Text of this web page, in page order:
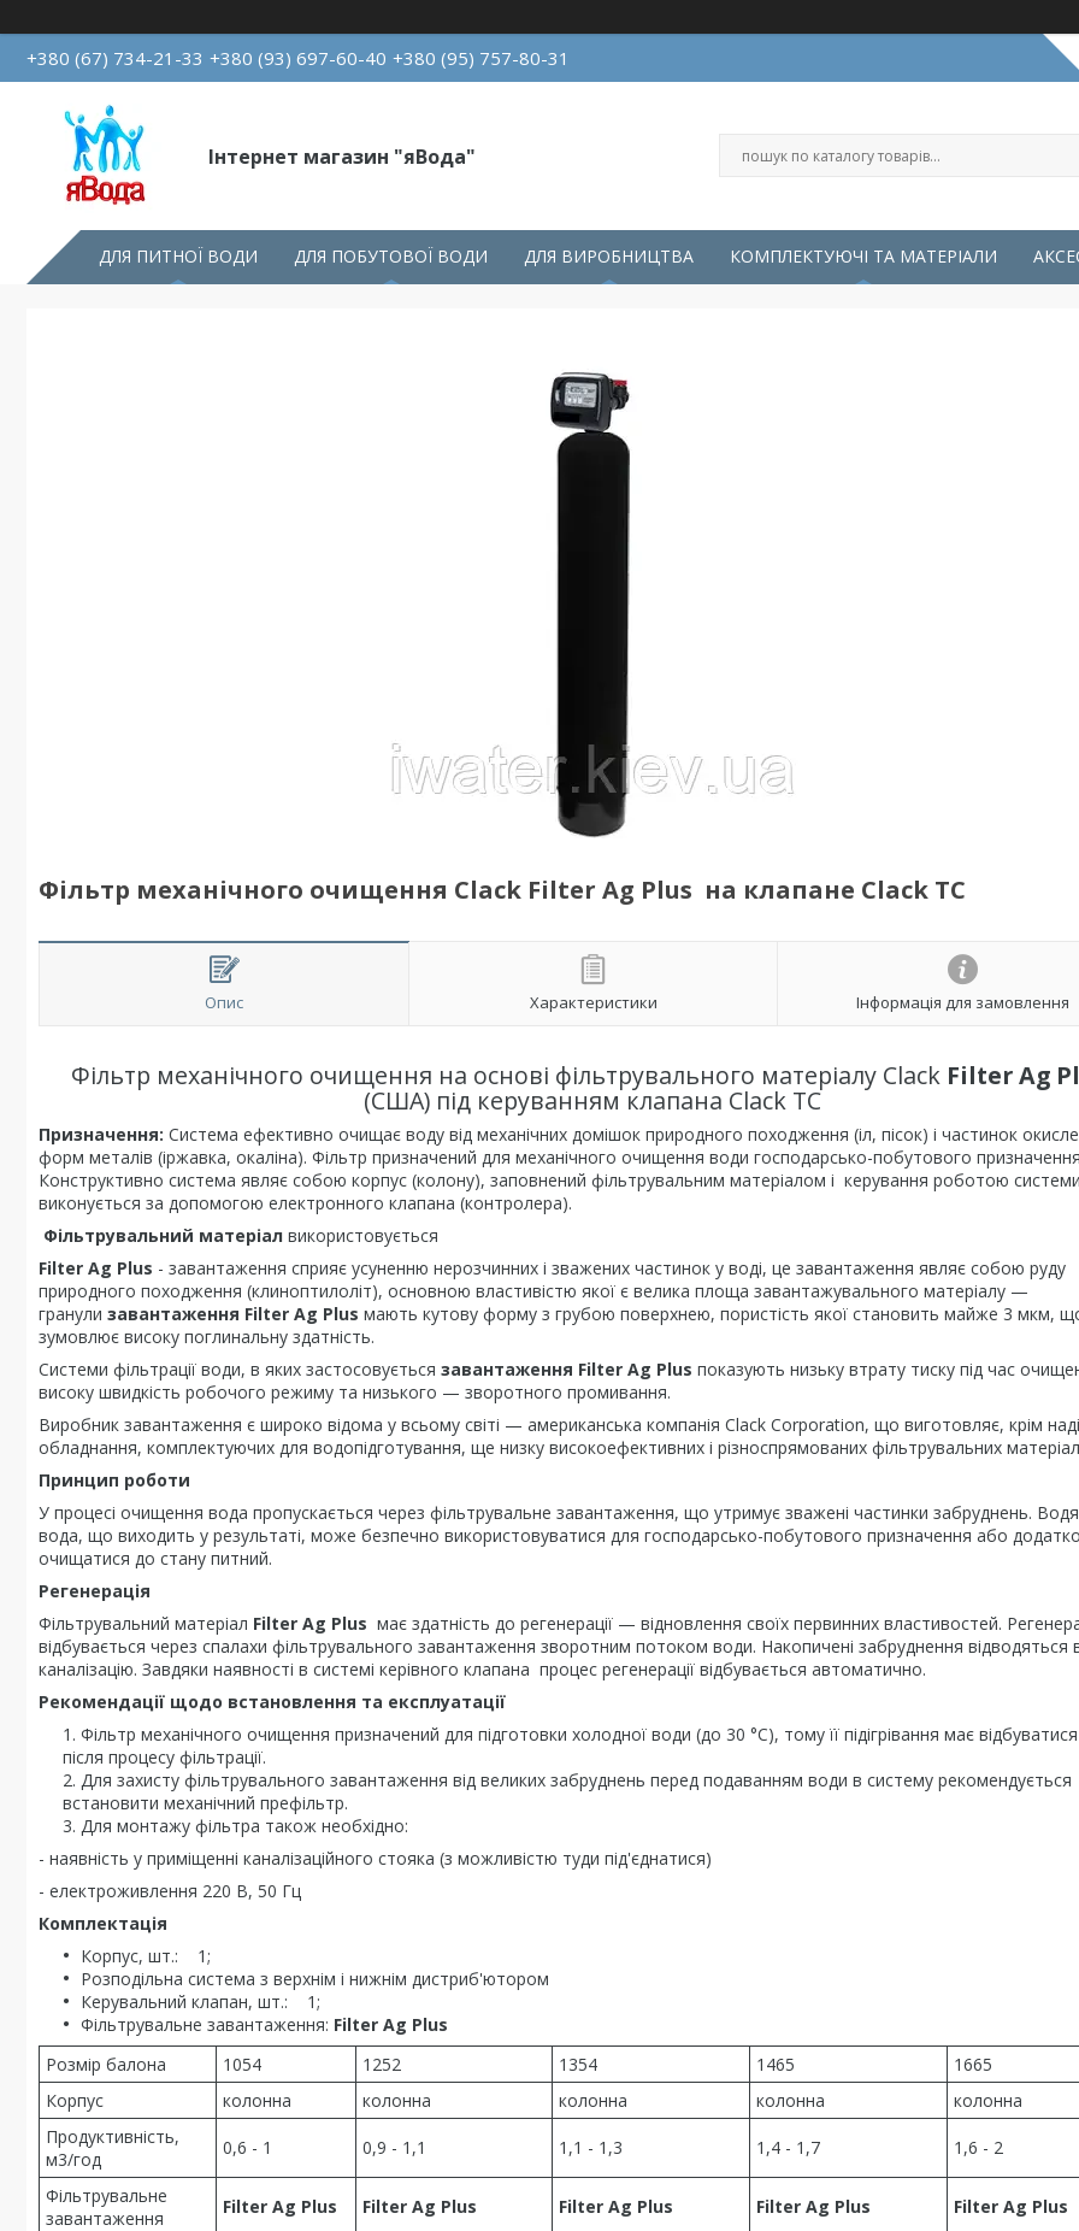
+380 (67) 734-21-33 +380 (93) 697-60-40 +380 (95) 757-80-31
Інтернет магазин "яВода"
ДЛЯ ПИТНОЇ ВОДИ ДЛЯ ПОБУТОВОЇ ВОДИ ДЛЯ ВИРОБНИЦТВА КОМПЛЕКТУЮЧІ ТА МАТЕРІАЛИ
Фільтр механічного очищення Clack Filter Ag Plus на клапане Clack TC
Опис Характеристики Інформація для замовлення
Фільтр механічного очищення на основі фільтрувального матеріалу Clack Filter Ag
(США) під керуванням клапана Clack TC
Призначення: Система ефективно очищає воду від механічних домішок природного походження (іл, пісок) і частинок
форм металів (іржавка, окаліна). Фільтр призначений для механічного очищення води господарсько-побутового
Конструктивно система являє собою корпус (колону), заповнений фільтрувальним матеріалом і керування роботою системи
виконується за допомогою електронного клапана (контролера).
Фільтрувальний матеріал використовується
Filter Ag Plus - завантаження сприяє усуненню нерозчинних і зважених частинок у воді, це завантаження являє собою руду
природного походження (клиноптилоліт), основною властивістю якої є велика площа завантажувального матеріалу —
гранули завантаження Filter Ag Plus мають кутову форму з грубою поверхнею, пористість якої становить майже 3 мкм,
зумовлює високу поглинальну здатність.
Системи фільтрації води, в яких застосовується завантаження Filter Ag Plus показують низьку втрату тиску під час
високу швидкість робочого режиму та низького — зворотного промивання.
Виробник завантаження є широко відома у всьому світі — американська компанія Clack Corporation, що виготовляє, крім
обладнання, комплектуючих для водопідготування, ще низку високоефективних і різноспрямованих фільтрувальних
Принцип роботи
У процесі очищення вода пропускається через фільтрувальне завантаження, що утримує зважені частинки забруднень.
вода, що виходить у результаті, може безпечно використовуватися для господарсько-побутового призначення або
очищатися до стану питний.
Регенерація
Фільтрувальний матеріал Filter Ag Plus має здатність до регенерації — відновлення своїх первинних властивостей.
відбувається через спалахи фільтрувального завантаження зворотним потоком води. Накопичені забруднення відводяться
каналізацію. Завдяки наявності в системі керівного клапана процес регенерації відбувається автоматично.
Рекомендації щодо встановлення та експлуатації
Фільтр механічного очищення призначений для підготовки холодної води (до 30 °C), тому її підігрівання має
після процесу фільтрації.
Для захисту фільтрувального завантаження від великих забруднень перед подаванням води в систему рекомендується
встановити механічний префільтр.
Для монтажу фільтра також необхідно:
- наявність у приміщенні каналізаційного стояка (з можливістю туди під'єднатися)
- електроживлення 220 В, 50 Гц
Комплектація
Корпус, шт.: 1;
Розподільна система з верхнім і нижнім дистриб'ютором
Керувальний клапан, шт.: 1;
Фільтрувальне завантаження: Filter Ag Plus
Розмір балона
1054 1252 1354 1465
1665
Корпус
колонна колонна колонна колонна
колонна
Продуктивність,
м3/год
0,6 - 1 0,9 - 1,1 1,1 - 1,3 1,4 - 1,7 1,6 - 2
Фільтрувальне
завантаження
Filter Ag Plus Filter Ag Plus Filter Ag Plus Filter Ag Plus Filter Ag Plus